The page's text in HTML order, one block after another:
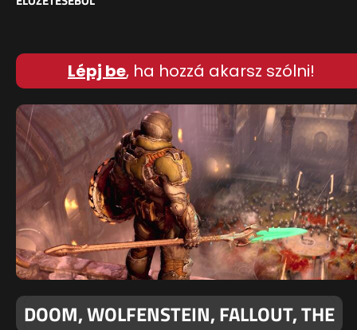
Lépj be, ha hozzá akarsz szólni!
DOOM, WOLFENSTEIN, FALLOUT, THE